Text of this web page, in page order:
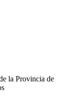
la Provincia de